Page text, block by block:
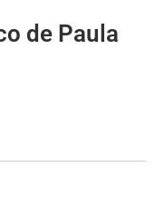
de Paula